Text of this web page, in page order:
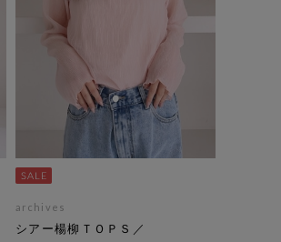
archives
シアー楊柳ＴＯＰＳ／